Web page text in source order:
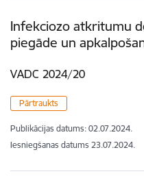
Infekciozo atkritumu
piegāde un
VADC 2024/20
Pārtraukts
Publikācijas datums: 02.07.2024.
Iesniegšanas datums 23.07.2024.